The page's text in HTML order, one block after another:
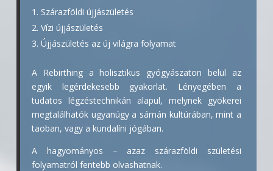
Szárazföldi újjászületés
Vízi újjászületés
Újjászületés az új világra folyamat
A Rebirthing a holisztikus gyógyászaton belül az
egyik legérdekesebb gyakorlat. Lényegében a
tudatos légzéstechnikán alapul, melynek gyökerei
megtalálhatók ugyanúgy a sámán kultúrában, mint a
taoban, vagy a kundalíni jógában.
A hagyományos – azaz szárazföldi születési
folyamatról fentebb olvashatnak.